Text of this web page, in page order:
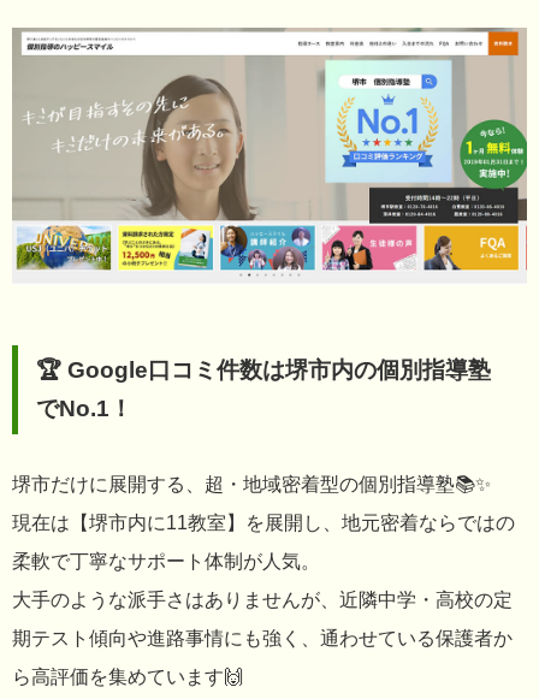
🏆 Google口コミ件数は堺市内の個別指導塾
でNo.1！
堺市だけに展開する、超・地域密着型の個別指導塾📚✨
現在は【堺市内に11教室】を展開し、地元密着ならではの
柔軟で丁寧なサポート体制が人気。
大手のような派手さはありませんが、近隣中学・高校の定
期テスト傾向や進路事情にも強く、通わせている保護者か
ら高評価を集めています🙌